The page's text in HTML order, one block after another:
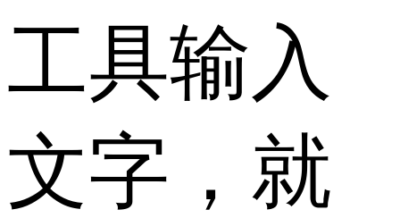
工具输入
文字，就